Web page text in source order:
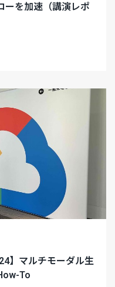
ーを加速（講演レポ
】マルチモーダル生
To